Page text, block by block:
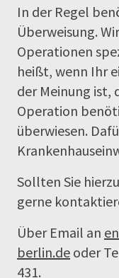
In der Regel
Überweisung.
Operationen
heißt, wenn Ihr
der Meinung ist,
Operation
überwiesen.
Sollten Sie
gerne
Über Email an
berlin.de oder
431.